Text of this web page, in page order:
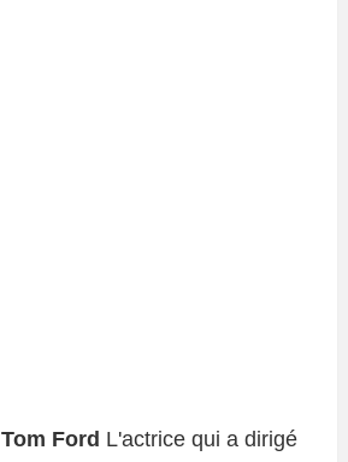
Tom Ford L'actrice qui a dirigé